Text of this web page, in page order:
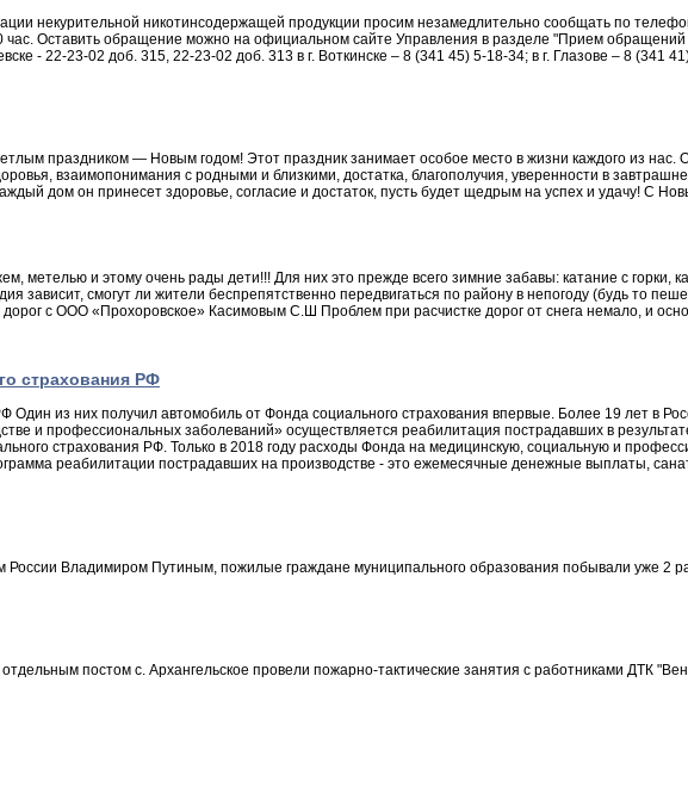
некурительной никотинсодержащей продукции просим незамедлительно сообщать по
час. Оставить обращение можно на официальном сайте Управления в разделе "Прием
- 22-23-02 доб. 315, 22-23-02 доб. 313 в г. Воткинске – 8 (341 45) 5-18-34; в г. Глазове – 8 (341
праздником — Новым годом! Этот праздник занимает особое место в жизни каждого из нас.
взаимопонимания с родными и близкими, достатка, благополучия, уверенности в
дом он принесет здоровье, согласие и достаток, пусть будет щедрым на успех и удачу! С
и этому очень рады дети!!! Для них это прежде всего зимние забавы: катание с горки,
зависит, смогут ли жители беспрепятственно передвигаться по району в непогоду (будь то
дорог с ООО «Прохоровское» Касимовым С.Ш Проблем при расчистке дорог от снега немало, и
страхования РФ
из них получил автомобиль от Фонда социального страхования впервые. Более 19 лет в
и профессиональных заболеваний» осуществляется реабилитация пострадавших в
страхования РФ. Только в 2018 году расходы Фонда на медицинскую, социальную и
реабилитации пострадавших на производстве - это ежемесячные денежные выплаты,
Владимиром Путиным, пожилые граждане муниципального образования побывали уже 2
постом с. Архангельское провели пожарно-тактические занятия с работниками ДТК